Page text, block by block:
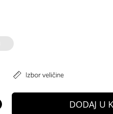
Izbor veličine
DODAJ U